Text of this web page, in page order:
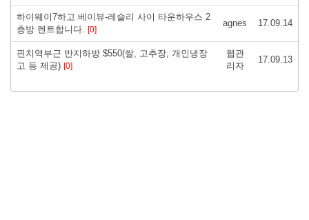
하이웨이7하고 베이뷰-레슬리 사이 타운하우스 2
층방 렌트합니다. [0]
agnes 17.09.14
핀치역부근 반지하방 $550(쌀, 고추장, 개인냉장
고 등 제공) [0]
웹관
리자
17.09.13